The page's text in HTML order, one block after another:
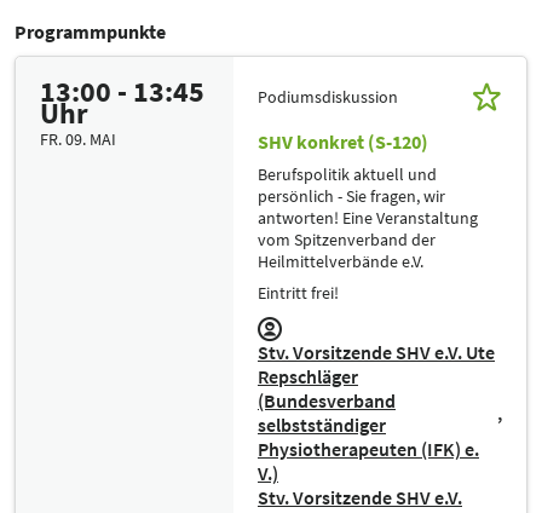
Programmpunkte
13:00 - 13:45
Uhr
FR. 09. MAI
Podiumsdiskussion
SHV konkret (S-120)
Berufspolitik aktuell und
persönlich - Sie fragen, wir
antworten! Eine Veranstaltung
vom Spitzenverband der
Heilmittelverbände e.V.
Eintritt frei!
Stv. Vorsitzende SHV e.V. Ute
Repschläger
(Bundesverband
selbstständiger
Physiotherapeuten (IFK) e.
V.)
Stv. Vorsitzende SHV e.V.